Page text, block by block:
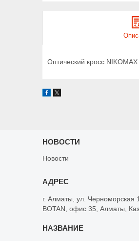
Оптический кросс
НОВОСТИ
Новости
г. Алматы, ул. Черноморская
BOTAN, офис 35, Алматы,